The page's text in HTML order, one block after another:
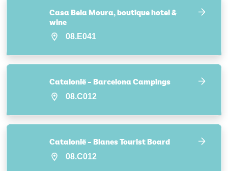
Casa Bela Moura, boutique hotel &
wine
08.E041
Catalonië – Barcelona Campings
08.C012
Catalonië – Blanes Tourist Board
08.C012